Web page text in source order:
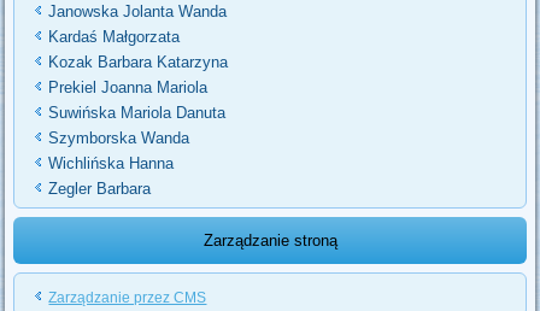
Janowska Jolanta Wanda
Kardaś Małgorzata
Kozak Barbara Katarzyna
Prekiel Joanna Mariola
Suwińska Mariola Danuta
Szymborska Wanda
Wichlińska Hanna
Zegler Barbara
Zarządzanie stroną
Zarządzanie przez CMS